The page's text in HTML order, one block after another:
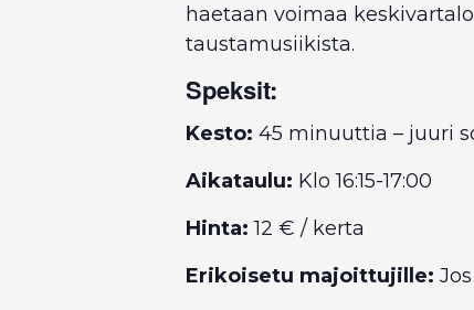
haetaan voimaa
taustamusiikista.
Speksit:
Kesto: 45 minuuttia – juuri
Aikataulu: Klo 16:15-17:00
Hinta: 12 € / kerta
Erikoisetu majoittujille: